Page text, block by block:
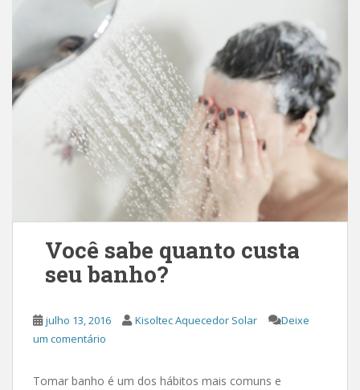
Você sabe quanto custa
seu banho?
julho 13, 2016 Kisoltec Aquecedor Solar
Deixe
um comentário
Tomar banho é um dos hábitos mais comuns e